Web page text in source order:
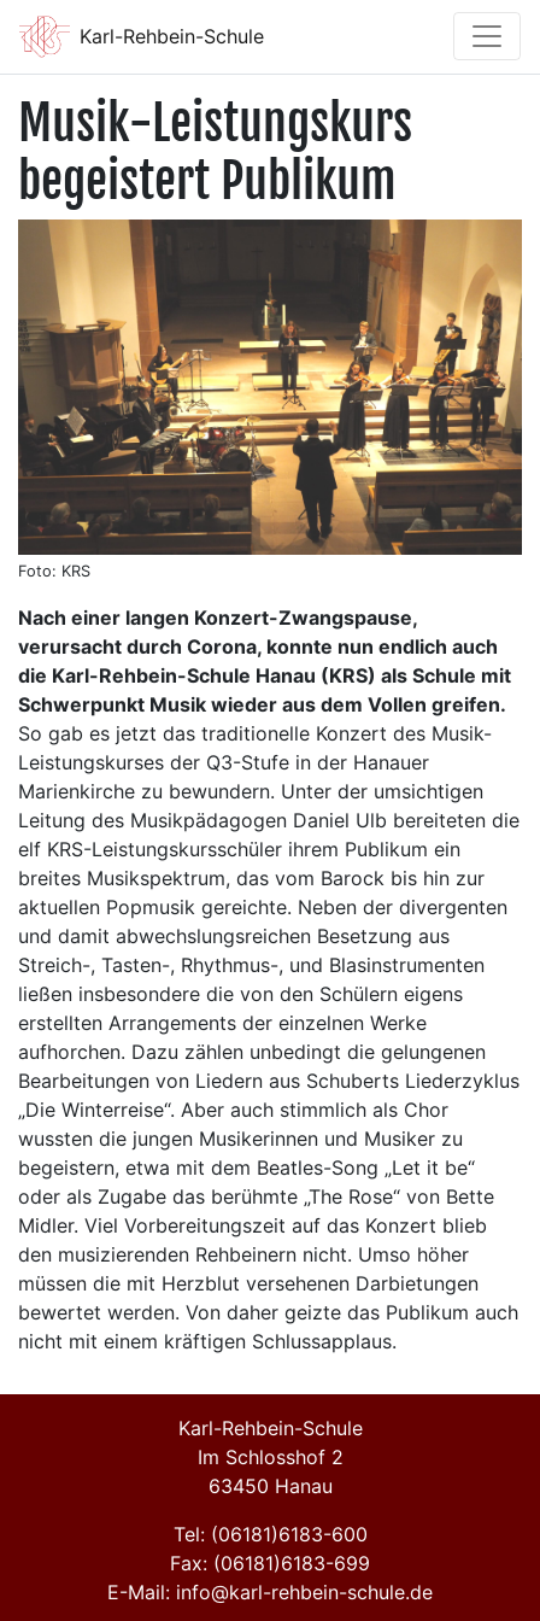
Karl-Rehbein-Schule
Musik-Leistungskurs
begeistert Publikum
Foto: KRS
Nach einer langen Konzert-Zwangspause,
verursacht durch Corona, konnte nun endlich auch
die Karl-Rehbein-Schule Hanau (KRS) als Schule mit
Schwerpunkt Musik wieder aus dem Vollen greifen.
So gab es jetzt das traditionelle Konzert des Musik-
Leistungskurses der Q3-Stufe in der Hanauer
Marienkirche zu bewundern. Unter der umsichtigen
Leitung des Musikpädagogen Daniel Ulb bereiteten die
elf KRS-Leistungskursschüler ihrem Publikum ein
breites Musikspektrum, das vom Barock bis hin zur
aktuellen Popmusik gereichte. Neben der divergenten
und damit abwechslungsreichen Besetzung aus
Streich-, Tasten-, Rhythmus-, und Blasinstrumenten
ließen insbesondere die von den Schülern eigens
erstellten Arrangements der einzelnen Werke
aufhorchen. Dazu zählen unbedingt die gelungenen
Bearbeitungen von Liedern aus Schuberts Liederzyklus
„Die Winterreise“. Aber auch stimmlich als Chor
wussten die jungen Musikerinnen und Musiker zu
begeistern, etwa mit dem Beatles-Song „Let it be“
oder als Zugabe das berühmte „The Rose“ von Bette
Midler. Viel Vorbereitungszeit auf das Konzert blieb
den musizierenden Rehbeinern nicht. Umso höher
müssen die mit Herzblut versehenen Darbietungen
bewertet werden. Von daher geizte das Publikum auch
nicht mit einem kräftigen Schlussapplaus.
Karl-Rehbein-Schule
Im Schlosshof 2
63450 Hanau
Tel: (06181)6183-600
Fax: (06181)6183-699
E-Mail: info@karl-rehbein-schule.de